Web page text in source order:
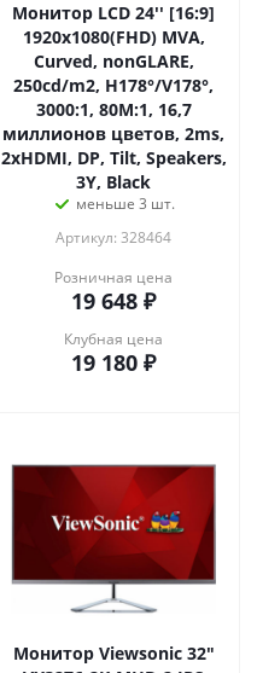
Монитор LCD 24'' [16:9]
1920х1080(FHD) MVA,
Curved, nonGLARE,
250cd/m2, H178°/V178°,
3000:1, 80M:1, 16,7
миллионов цветов, 2ms,
2xHDMI, DP, Tilt, Speakers,
3Y, Black
меньше 3 шт.
Артикул: 328464
Розничная цена
19 648 ₽
Клубная цена
19 180 ₽
Монитор Viewsonic 32"